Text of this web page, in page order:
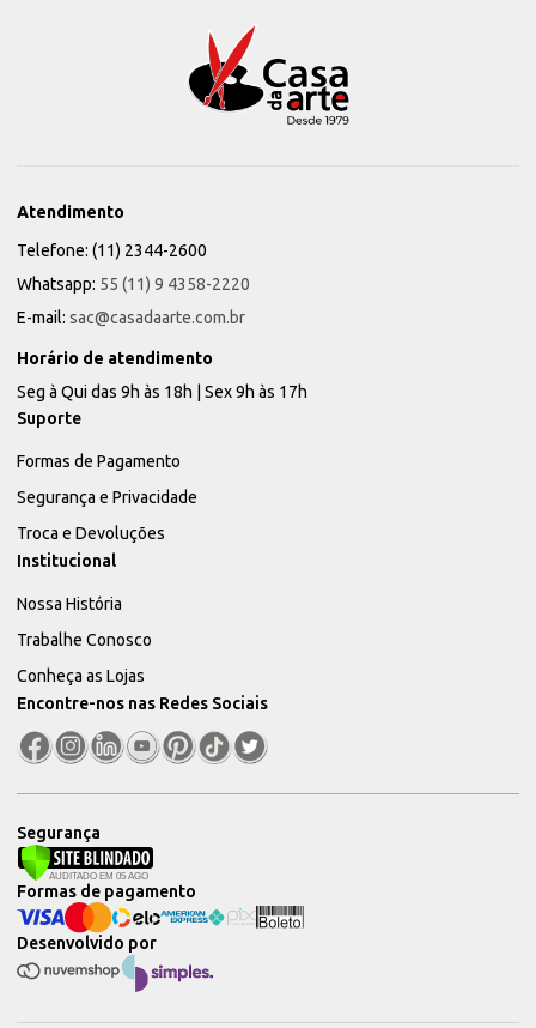
Atendimento
Telefone: (11) 2344-2600
Whatsapp: 55 (11) 9 4358-2220
E-mail: sac@casadaarte.com.br
Horário de atendimento
Seg à Qui das 9h às 18h | Sex 9h às 17h
Suporte
Formas de Pagamento
Segurança e Privacidade
Troca e Devoluções
Institucional
Nossa História
Trabalhe Conosco
Conheça as Lojas
Encontre-nos nas Redes Sociais
Segurança
Desenvolvido por
Formas de pagamento